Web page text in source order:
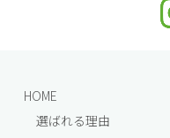
HOME
選ばれる理由